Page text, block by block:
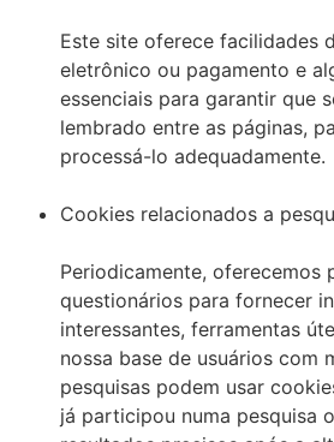
Este site oferece facilidades
eletrônico ou pagamento e
essenciais para garantir que
lembrado entre as páginas,
processá-lo adequadamente.
Cookies relacionados a
Periodicamente, oferecemos
questionários para fornecer
interessantes, ferramentas
nossa base de usuários com
pesquisas podem usar
já participou numa pesquisa